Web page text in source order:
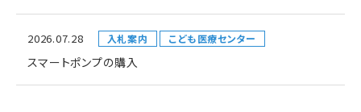
2026.07.28 入札案内 こども医療センター
スマートポンプの購入